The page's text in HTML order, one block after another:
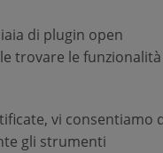
di plugin open
trovare le funzionalità
vi consentiamo
gli strumenti